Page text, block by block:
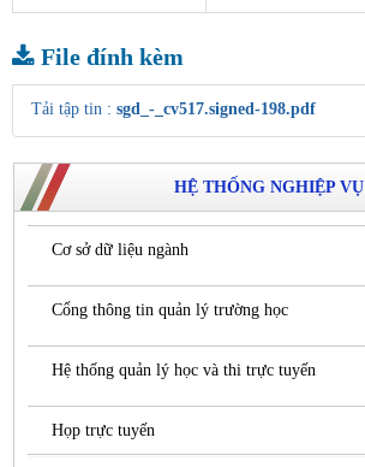
File đính kèm
Tải tập tin : sgd_-_cv517.signed-198.pdf
HỆ THỐNG NGHIỆP VỤ
Cơ sở dữ liệu ngành
Cổng thông tin quản lý trường học
Hệ thống quản lý học và thi trực tuyến
Họp trực tuyến